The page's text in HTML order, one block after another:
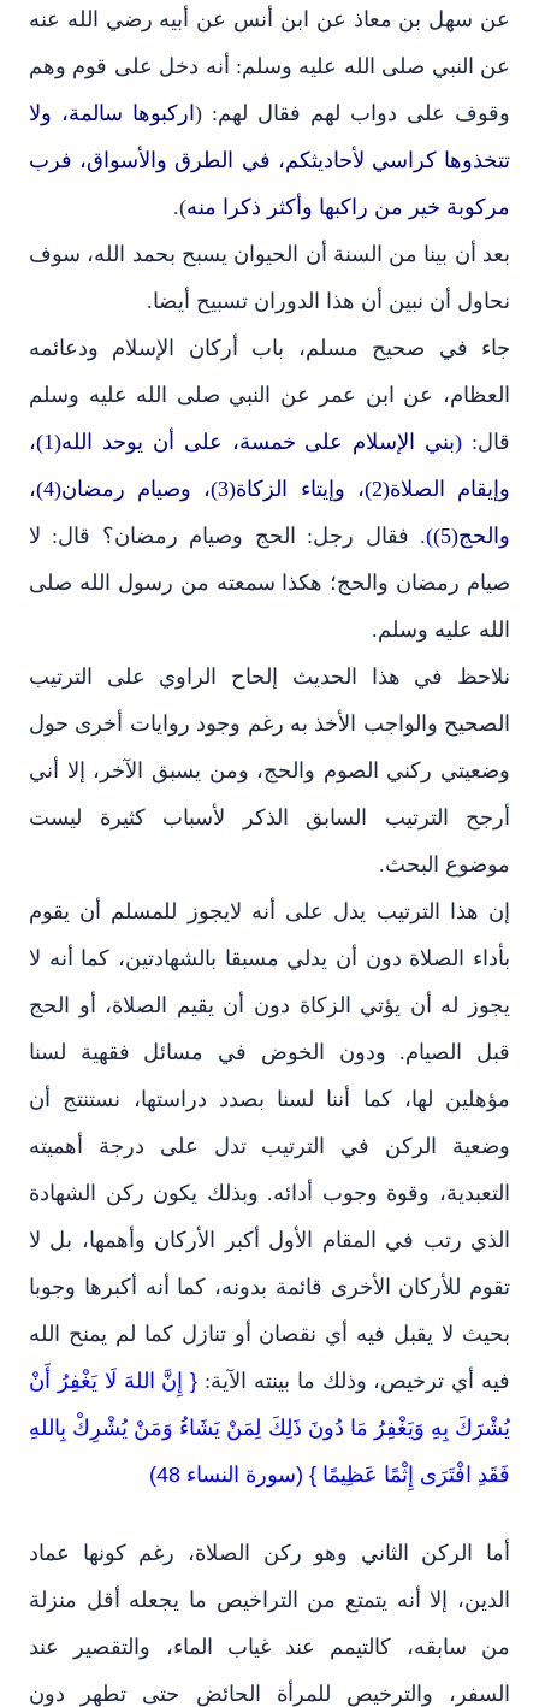
عن سهل بن معاذ عن ابن أنس عن أبيه رضي الله عنه
عن النبي صلى الله عليه وسلم: أنه دخل على قوم وهم
وقوف على دواب لهم فقال لهم: ( اركبوها سالمة، ولا
تتخذوها كراسي لأحاديثكم، في الطرق والأسواق، فرب
مركوبة خير من راكبها وأكثر ذكرا منه).
بعد أن بينا من السنة أن الحيوان يسبح بحمد الله، سوف
نحاول أن نبين أن هذا الدوران تسبيح أيضا.
جاء في صحيح مسلم، باب أركان الإسلام ودعائمه
العظام، عن ابن عمر عن النبي صلى الله عليه وسلم
قال: (
بني الإسلام على خمسة، على أن يوحد الله(1)،
وإيقام الصلاة(2)، وإيتاء الزكاة(3)، وصيام رمضان(4)،
والحج(5)
). فقال رجل: الحج وصيام رمضان؟ قال: لا
صيام رمضان والحج؛ هكذا سمعته من رسول الله صلى
الله عليه وسلم.
نلاحظ في هذا الحديث إلحاح الراوي على الترتيب
الصحيح والواجب الأخذ به رغم وجود روايات أخرى حول
وضعيتي ركني الصوم والحج، ومن يسبق الآخر، إلا أني
أرجح الترتيب السابق الذكر لأسباب كثيرة ليست
موضوع البحث.
إن هذا الترتيب يدل على أنه لايجوز للمسلم أن يقوم
بأداء الصلاة دون أن يدلي مسبقا بالشهادتين، كما أنه لا
يجوز له أن يؤتي الزكاة دون أن يقيم الصلاة، أو الحج
قبل الصيام. ودون الخوض في مسائل فقهية لسنا
مؤهلين لها، كما أننا لسنا بصدد دراستها، نستنتج أن
وضعية الركن في الترتيب تدل على درجة أهميته
التعبدية، وقوة وجوب أدائه. وبذلك يكون ركن الشهادة
الذي رتب في المقام الأول أكبر الأركان وأهمها، بل لا
تقوم للأركان الأخرى قائمة بدونه، كما أنه أكبرها وجوبا
بحيث لا يقبل فيه أي نقصان أو تنازل كما لم يمنح الله
فيه أي ترخيص، وذلك ما بينته الآية: { إِنَّ اللهَ لَا يَغْفِرُ أَنْ
يُشْرَكَ بِهِ وَيَغْفِرُ مَا دُونَ ذَلِكَ لِمَنْ يَشَاءُ وَمَنْ يُشْرِكْ بِاللهِ
فَقَدِ افْتَرَى إِثْمًا عَظِيمًا } (سورة النساء 48)
أما الركن الثاني وهو ركن الصلاة، رغم كونها عماد
الدين، إلا أنه يتمتع من التراخيص ما يجعله أقل منزلة
من سابقه، كالتيمم عند غياب الماء، والتقصير عند
السفر، والترخيص للمرأة الحائض حتى تطهر دون